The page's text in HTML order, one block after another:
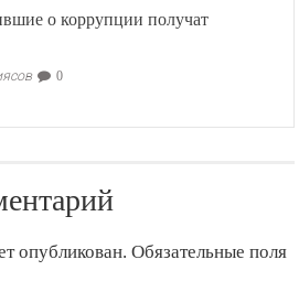
о коррупции получат
0
опубликован. Обязательные поля